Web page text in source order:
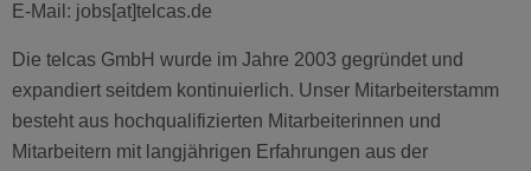
E-Mail: jobs[at]telcas.de
Die telcas GmbH wurde im Jahre 2003 gegründet und
expandiert seitdem kontinuierlich. Unser Mitarbeiterstamm
besteht aus hochqualifizierten Mitarbeiterinnen und
Mitarbeitern mit langjährigen Erfahrungen aus der